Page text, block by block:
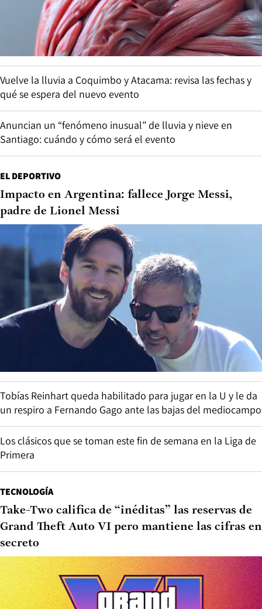
Vuelve la lluvia a Coquimbo y Atacama: revisa las fechas y
qué se espera del nuevo evento
Anuncian un “fenómeno inusual” de lluvia y nieve en
Santiago: cuándo y cómo será el evento
EL DEPORTIVO
Impacto en Argentina: fallece Jorge Messi,
padre de Lionel Messi
Tobías Reinhart queda habilitado para jugar en la U y le da
un respiro a Fernando Gago ante las bajas del mediocampo
Los clásicos que se toman este fin de semana en la Liga de
Primera
TECNOLOGÍA
Take-Two califica de “inéditas” las reservas de
Grand Theft Auto VI pero mantiene las cifras en
secreto